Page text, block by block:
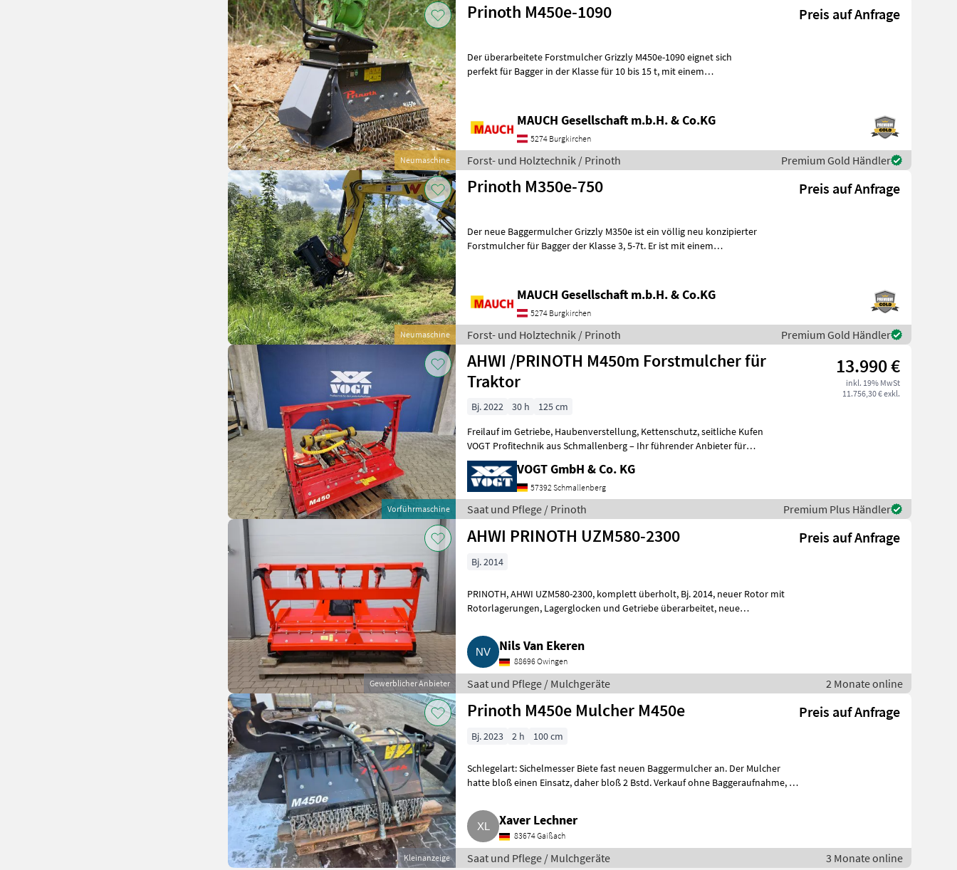
Neumaschine
Prinoth M450e-1090 Preis auf Anfrage
Der überarbeitete Forstmulcher Grizzly M450e-1090 eignet sich
perfekt für Bagger in der Klasse für 10 bis 15 t, mit einem
MAUCH Gesellschaft m.b.H. & Co.KG
5274 Burgkirchen
Forst- und Holztechnik / Prinoth Premium Gold Händler
Neumaschine
Prinoth M350e-750 Preis auf Anfrage
Der neue Baggermulcher Grizzly M350e ist ein völlig neu konzipierter
Forstmulcher für Bagger der Klasse 3, 5-7t. Er ist mit einem
MAUCH Gesellschaft m.b.H. & Co.KG
5274 Burgkirchen
Forst- und Holztechnik / Prinoth Premium Gold Händler
Vorführmaschine
AHWI /PRINOTH M450m Forstmulcher für
Traktor
13.990 €
inkl. 19% MwSt
11.756,30 € exkl.
Bj. 2022 30 h
125 cm
Freilauf im Getriebe, Haubenverstellung, Kettenschutz, seitliche Kufen
VOGT Profitechnik aus Schmallenberg – Ihr führender Anbieter für
professionelle Landschaftspflege
VOGT GmbH & Co. KG
57392 Schmallenberg
Saat und Pflege / Prinoth Premium Plus Händler
Gewerblicher Anbieter
AHWI PRINOTH UZM580-2300 Preis auf Anfrage
Bj. 2014
PRINOTH, AHWI UZM580-2300, komplett überholt, Bj. 2014, neuer Rotor mit
Rotorlagerungen, Lagerglocken und Getriebe überarbeitet, neue
Nils Van Ekeren
88696 Owingen
Saat und Pflege / Mulchgeräte 2 Monate online
Kleinanzeige
Prinoth M450e Mulcher M450e Preis auf Anfrage
Bj. 2023 2 h 100 cm
Schlegelart: Sichelmesser Biete fast neuen Baggermulcher an. Der Mulcher
hatte bloß einen Einsatz, daher bloß 2 Bstd. Verkauf ohne Baggeraufnahme, da
Xaver Lechner
83674 Gaißach
Saat und Pflege / Mulchgeräte 3 Monate online